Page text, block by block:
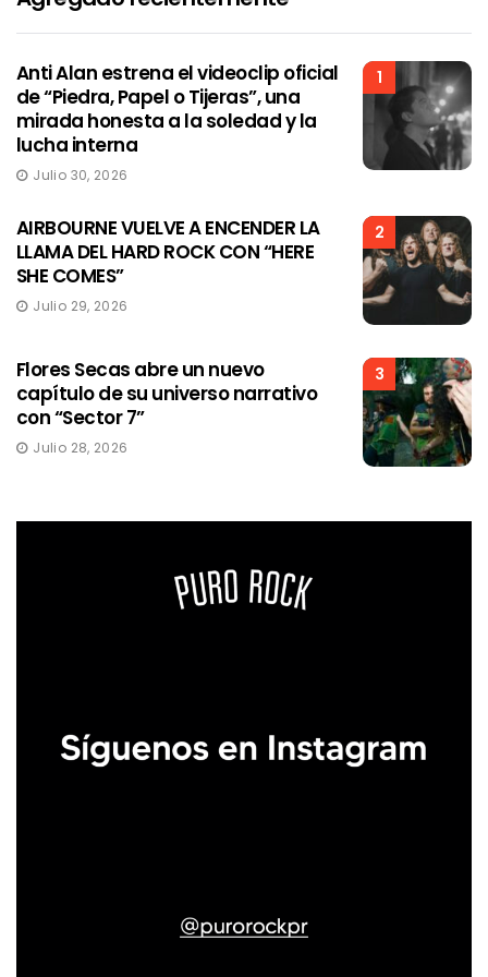
1
Anti Alan estrena el videoclip oficial
de “Piedra, Papel o Tijeras”, una
mirada honesta a la soledad y la
lucha interna
Julio 30, 2026
2
AIRBOURNE VUELVE A ENCENDER LA
LLAMA DEL HARD ROCK CON “HERE
SHE COMES”
Julio 29, 2026
3
Flores Secas abre un nuevo
capítulo de su universo narrativo
con “Sector 7”
Julio 28, 2026